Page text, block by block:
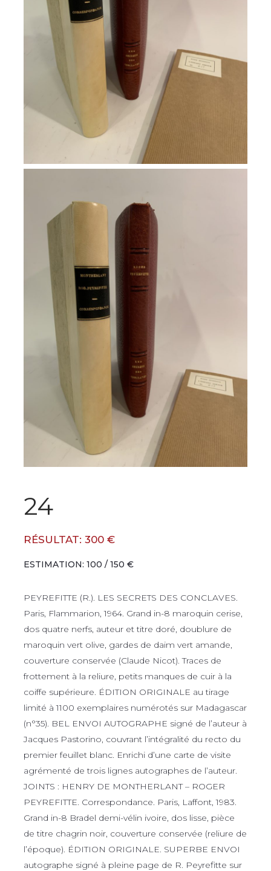
24
RÉSULTAT: 300 €
ESTIMATION: 100 / 150 €
PEYREFITTE (R.). LES SECRETS DES CONCLAVES.
Paris, Flammarion, 1964. Grand in-8 maroquin cerise,
dos quatre nerfs, auteur et titre doré, doublure de
maroquin vert olive, gardes de daim vert amande,
couverture conservée (Claude Nicot). Traces de
frottement à la reliure, petits manques de cuir à la
coiffe supérieure. ÉDITION ORIGINALE au tirage
limité à 1100 exemplaires numérotés sur Madagascar
(n°35). BEL ENVOI AUTOGRAPHE signé de l’auteur à
Jacques Pastorino, couvrant l’intégralité du recto du
premier feuillet blanc. Enrichi d’une carte de visite
agrémenté de trois lignes autographes de l’auteur.
JOINTS : HENRY DE MONTHERLANT – ROGER
PEYREFITTE. Correspondance. Paris, Laffont, 1983.
Grand in-8 Bradel demi-vélin ivoire, dos lisse, pièce
de titre chagrin noir, couverture conservée (reliure de
l’époque). ÉDITION ORIGINALE. SUPERBE ENVOI
autographe signé à pleine page de R. Peyrefitte sur